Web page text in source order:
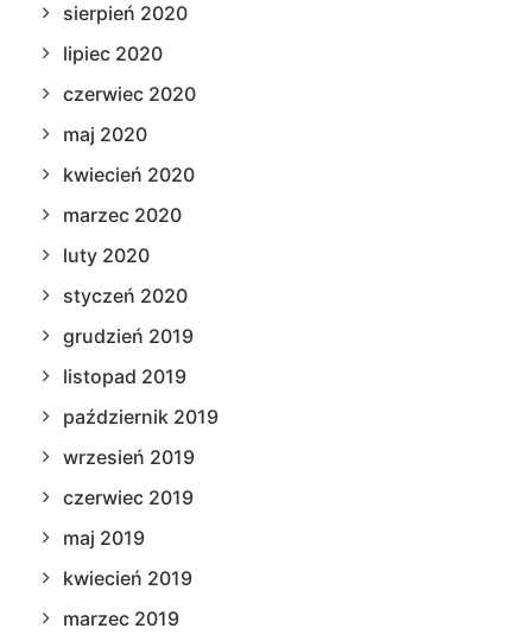
sierpień 2020
lipiec 2020
czerwiec 2020
maj 2020
kwiecień 2020
marzec 2020
luty 2020
styczeń 2020
grudzień 2019
listopad 2019
październik 2019
wrzesień 2019
czerwiec 2019
maj 2019
kwiecień 2019
marzec 2019